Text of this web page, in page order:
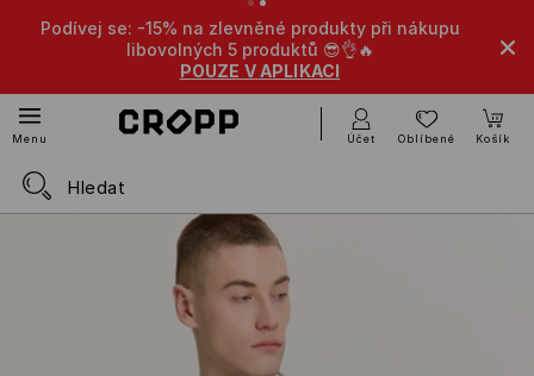
Podívej se: -15% na zlevněné produkty při nákupu
libovolných 5 produktů 😎👌🔥
POUZE V APLIKACI
Menu Účet Oblíbené Košík